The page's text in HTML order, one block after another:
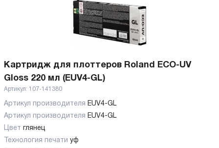
Картридж для плоттеров Roland ECO-UV
Gloss 220 мл (EUV4-GL)
Артикул: 107-141380
Артикул производителя
EUV4-GL
Артикул производителя
EUV4-GL
Цвет глянец
Технология печати уф